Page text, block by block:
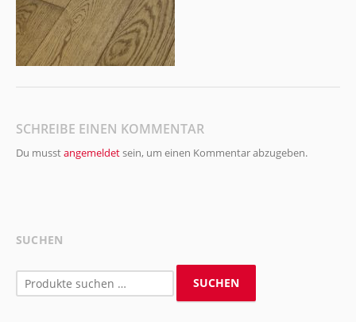
SCHREIBE EINEN KOMMENTAR
Du musstangemeldetsein, um einen Kommentar abzugeben.
SUCHEN
Suchen
nach:
SUCHEN